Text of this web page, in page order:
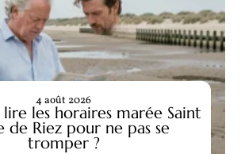
les horaires marée Saint
de Riez pour ne pas se
tromper ?
4 août 2026